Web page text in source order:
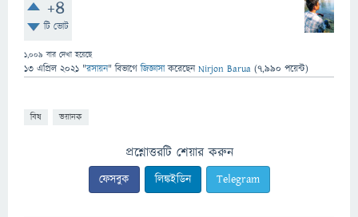
+4
টি ভোট
1,009 বার দেখা হয়েছে
13 এপ্রিল 2021 "রসায়ন" বিভাগে জিজ্ঞাসাকরেছেনNirjon Barua (7,990 পয়েন্ট)
বিষ ভয়ানক
প্রশ্নোত্তরটি শেয়ার করুন
ফেসবুক লিঙ্কইডিন Telegram